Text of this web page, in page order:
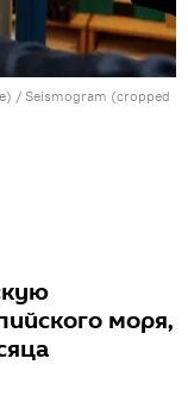
/ Seismogram (cropped
моря,